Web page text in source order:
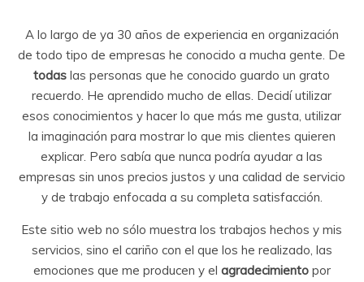
A lo largo de ya 30 años de experiencia en organización
de todo tipo de empresas he conocido a mucha gente. De
todaslas personas que he conocido guardo un grato
recuerdo. He aprendido mucho de ellas. Decidí utilizar
esos conocimientos y hacer lo que más me gusta, utilizar
la imaginación para mostrar lo que mis clientes quieren
explicar. Pero sabía que nunca podría ayudar a las
empresas sin unos precios justos y una calidad de servicio
y de trabajo enfocada a su completa satisfacción.
Este sitio web no sólo muestra los trabajos hechos y mis
servicios, sino el cariño con el que los he realizado, las
emociones que me producen y el agradecimiento por